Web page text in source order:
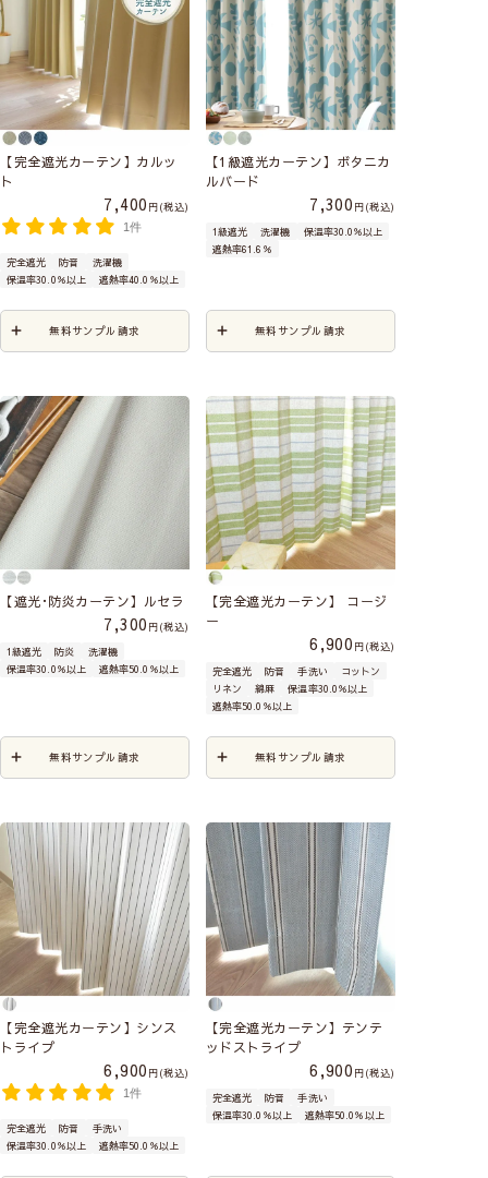
【完全遮光カーテン】カルッ
ト
7,400
税込
1件
完全遮光 防音
洗濯機
保温率30.0％以上
遮熱率40.0％以上
無料サンプル請求
【1級遮光カーテン】ボタニカ
ルバード
7,300
税込
1級遮光
洗濯機
保温率30.0％以上
遮熱率61.6％
無料サンプル請求
【遮光･防炎カーテン】ルセラ
7,300
税込
1級遮光
防炎
洗濯機
保温率30.0％以上
遮熱率50.0％以上
無料サンプル請求
【完全遮光カーテン】 コージ
ー
6,900
税込
完全遮光
防音 手洗い
コットン
リネン
綿麻
保温率30.0％以上
遮熱率50.0％以上
無料サンプル請求
【完全遮光カーテン】シンス
トライプ
6,900
税込
1件
完全遮光 防音
手洗い
保温率30.0％以上
遮熱率50.0％以上
【完全遮光カーテン】テンテ
ッドストライプ
6,900
税込
完全遮光
防音
手洗い
保温率30.0％以上
遮熱率50.0％以上